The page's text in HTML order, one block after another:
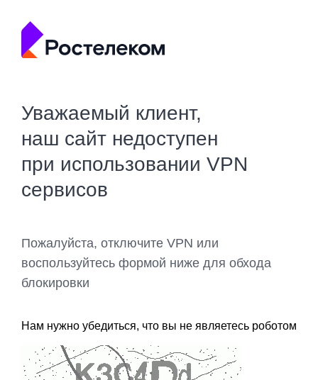
Уважаемый клиент,
наш сайт недоступен
при использовании VPN
сервисов
Пожалуйста, отключите VPN или
воспользуйтесь формой ниже для обхода
блокировки
Нам нужно убедиться, что вы не являетесь роботом